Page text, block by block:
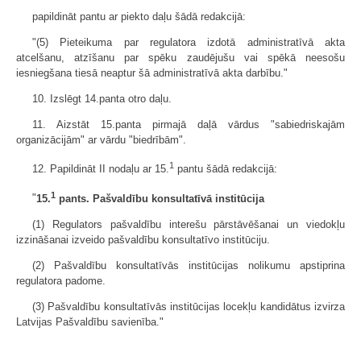
papildināt pantu ar piekto daļu šādā redakcijā:
"(5) Pieteikuma par regulatora izdotā administratīvā akta
atcelšanu, atzīšanu par spēku zaudējušu vai spēkā neesošu
iesniegšana tiesā neaptur šā administratīvā akta darbību."
10. Izslēgt 14.panta otro daļu.
11. Aizstāt 15.panta pirmajā daļā vārdus "sabiedriskajām
organizācijām" ar vārdu "biedrībām".
12. Papildināt II nodaļu ar 15.1 pantu šādā redakcijā:
"15.1 pants. Pašvaldību konsultatīvā institūcija
(1) Regulators pašvaldību interešu pārstāvēšanai un viedokļu
izzināšanai izveido pašvaldību konsultatīvo institūciju.
(2) Pašvaldību konsultatīvās institūcijas nolikumu apstiprina
regulatora padome.
(3) Pašvaldību konsultatīvās institūcijas locekļu kandidātus izvirza
Latvijas Pašvaldību savienība."